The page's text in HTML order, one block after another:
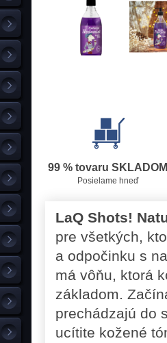
99 % tovaru SKLADOM
Posielame hneď
LaQ Shots!
pre všetkých,
a odpočinku s
má vôňu, ktorá
základom.
prechádzajú do
ucítite kožené